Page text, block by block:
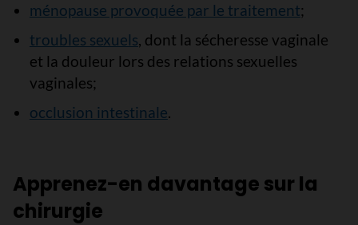
ménopause provoquée par le traitement;
troubles sexuels, dont la sécheresse vaginale
et la douleur lors des relations sexuelles
vaginales;
occlusion intestinale.
Apprenez-en davantage sur la
chirurgie